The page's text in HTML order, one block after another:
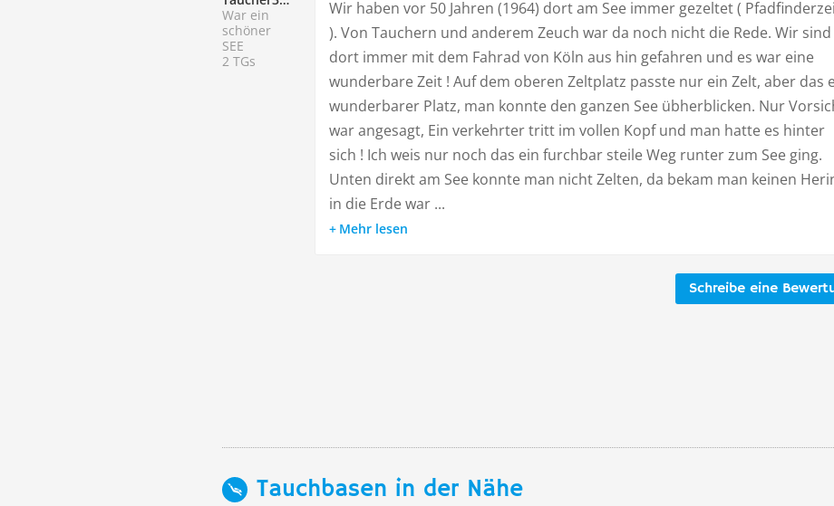
War ein
schöner
SEE
2 TGs
Wir haben vor 50 Jahren (1964) dort am See immer gezeltet (
). Von Tauchern und anderem Zeuch war da noch nicht die Rede. Wir sind
dort immer mit dem Fahrad von Köln aus hin gefahren und es war eine
wunderbare Zeit ! Auf dem oberen Zeltplatz passte nur ein Zelt, aber das
wunderbarer Platz, man konnte den ganzen See übherblicken. Nur
war angesagt, Ein verkehrter tritt im vollen Kopf und man hatte es hinter
sich ! Ich weis nur noch das ein furchbar steile Weg runter zum See ging.
Unten direkt am See konnte man nicht Zelten, da bekam man keinen
in die Erde war ...
Mehr lesen
Schreibe eine
Tauchbasen in der Nähe